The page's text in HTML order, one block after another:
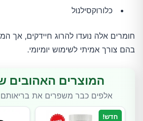
כלורוקסילנול
בהם צורך אמיתי לשימוש יומיומי.
המוצרים האהובים
אלפים כבר משפרים את
חדש!